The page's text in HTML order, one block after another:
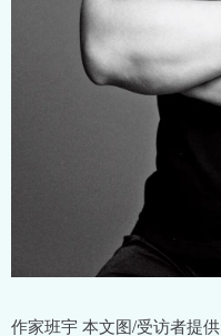
作家班宇 本文图/受访者提供